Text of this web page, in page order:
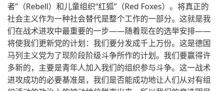
者”（Rebell）和儿童组织“红狐”（Red Foxes）。将真正的
社会主义作为一种社会替代是整个工作的一部分。这就是我
们在战术进攻中最重要的一步——随着现在的选举安排——
将使我们更新党的计划：我们要分发成千上万份。这是德国
马列主义党为了现阶段阶级斗争所作的计划。我们要赢得许
多新的，主要是青年人加入我们的组织参与斗争。这一战术
进攻成功的必要基准是，我们是否能成功地让人们从对有组